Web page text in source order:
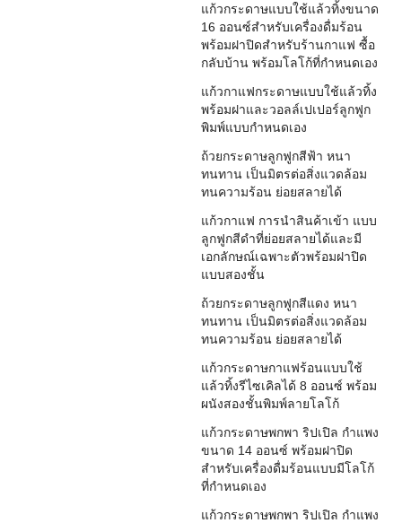
แก้วกระดาษแบบใช้แล้วทิ้งขนาด
16 ออนซ์สำหรับเครื่องดื่มร้อน
พร้อมฝาปิดสำหรับร้านกาแฟ ซื้อ
กลับบ้าน พร้อมโลโก้ที่กำหนดเอง
แก้วกาแฟกระดาษแบบใช้แล้วทิ้ง
พร้อมฝาและวอลล์เปเปอร์ลูกฟูก
พิมพ์แบบกำหนดเอง
ถ้วยกระดาษลูกฟูกสีฟ้า หนา
ทนทาน เป็นมิตรต่อสิ่งแวดล้อม
ทนความร้อน ย่อยสลายได้
แก้วกาแฟ การนำสินค้าเข้า แบบ
ลูกฟูกสีดำที่ย่อยสลายได้และมี
เอกลักษณ์เฉพาะตัวพร้อมฝาปิด
แบบสองชั้น
ถ้วยกระดาษลูกฟูกสีแดง หนา
ทนทาน เป็นมิตรต่อสิ่งแวดล้อม
ทนความร้อน ย่อยสลายได้
แก้วกระดาษกาแฟร้อนแบบใช้
แล้วทิ้งรีไซเคิลได้ 8 ออนซ์ พร้อม
ผนังสองชั้นพิมพ์ลายโลโก้
แก้วกระดาษพกพา ริปเปิล กำแพง
ขนาด 14 ออนซ์ พร้อมฝาปิด
สำหรับเครื่องดื่มร้อนแบบมีโลโก้
ที่กำหนดเอง
แก้วกระดาษพกพา ริปเปิล กำแพง